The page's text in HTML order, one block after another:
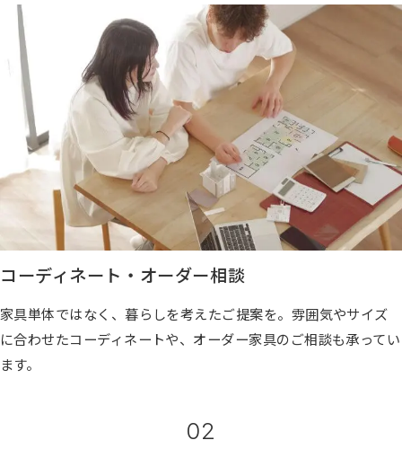
コーディネート・オーダー相談
家具単体ではなく、暮らしを考えたご提案を。雰囲気やサイズ
に合わせたコーディネートや、オーダー家具のご相談も承ってい
ます。
02